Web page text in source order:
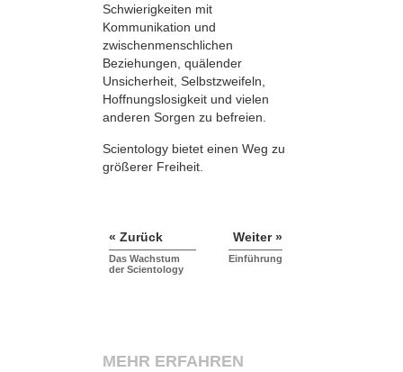
Schwierigkeiten mit
Kommunikation und
zwischenmenschlichen
Beziehungen, quälender
Unsicherheit, Selbstzweifeln,
Hoffnungslosigkeit und vielen
anderen Sorgen zu befreien.
Scientology bietet einen Weg zu
größerer Freiheit.
« Zurück
Das Wachstum
der Scientology
Weiter »
Einführung
MEHR ERFAHREN